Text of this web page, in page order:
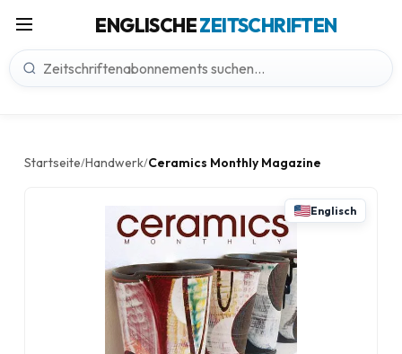
ENGLISCHEZEITSCHRIFTEN
Startseite/Handwerk/Ceramics Monthly Magazine
Englisch